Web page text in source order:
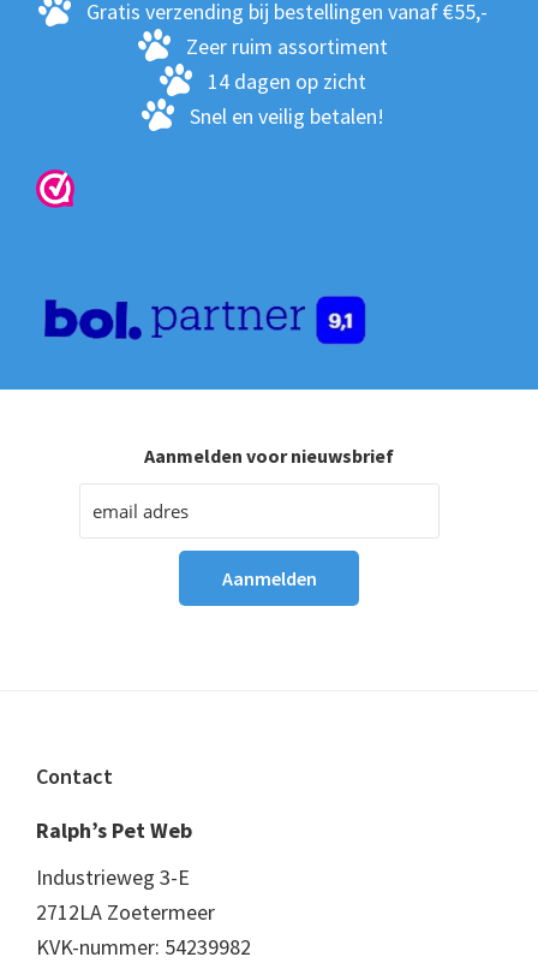
Gratis verzending bij bestellingen vanaf €55,-
Zeer ruim assortiment
14 dagen op zicht
Snel en veilig betalen!
Aanmelden voor nieuwsbrief
Footer
Contact
Ralph’s Pet Web
Industrieweg 3-E
2712LA Zoetermeer
KVK-nummer: 54239982